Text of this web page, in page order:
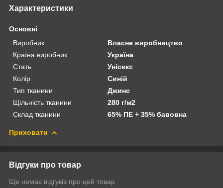
Характеристики
Основні
Виробник
Власне виробництво
Країна виробник
Україна
Стать
Унісекс
Колір
Синій
Тип тканини
Джинс
Щільність тканини
280 г/м2
Склад тканини
65% ПЕ + 35% бавовна
Приховати
Відгуки про товар
Ще немає відгуків про цей товар